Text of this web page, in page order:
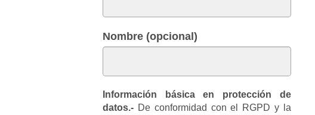
Nombre (opcional)
Información básica en protección de
datos.-De conformidad con el RGPD y la